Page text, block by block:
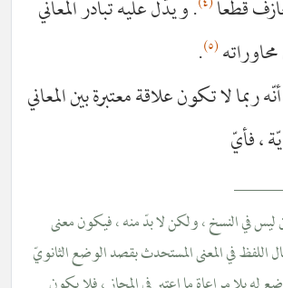
قطعا . ويدّل عليه تبادر المعاني
(٥) .
ربما لا تكون علاقة معتبرة بين المعاني
، فأيّ
ليس في النسخ ، ولكن لا بدّ منه ، فيكون معنى
اللفظ في المعنى المستحدث بقصد الوضع الثانويّ